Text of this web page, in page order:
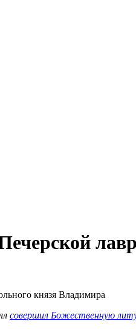
совершил Божественную